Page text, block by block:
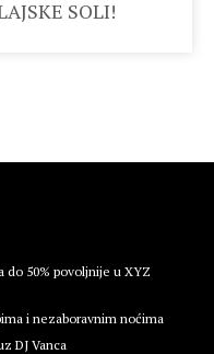
SOLI!
do 50% povoljnije u XYZ
i nezaboravnim noćima
DJ Vanca